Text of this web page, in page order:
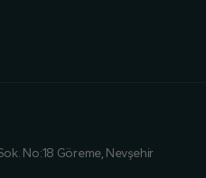
No:18 Göreme, Nevşehir